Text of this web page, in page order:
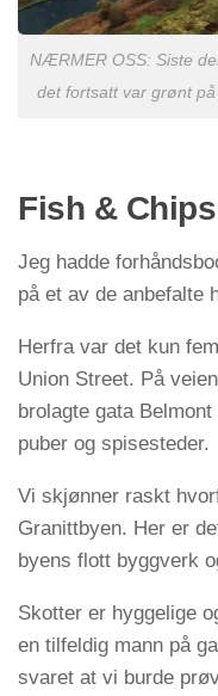
NÆRMER OSS: Siste
det fortsatt var grønt
Fish &
Jeg hadde
på et av de anbefalte
Herfra var det kun
Union Street. På
brolagte gata
puber og spisesteder.
Vi skjønner raskt
Granittbyen. Her er
byens flott byggverk
Skotter er hyggelige
en tilfeldig mann på
svaret at vi burde